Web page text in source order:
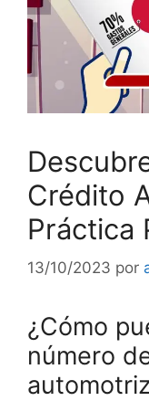
Crédito
Práctica
13/10/2023 por
¿Cómo
número